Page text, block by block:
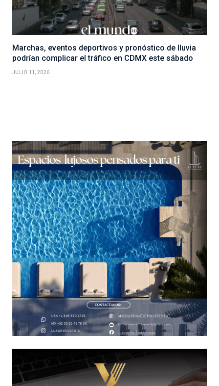
Marchas, eventos deportivos y pronóstico de lluvia
podrían complicar el tráfico en CDMX este sábado
JULIO 11, 2026